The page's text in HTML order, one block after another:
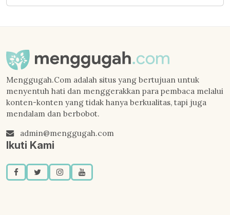
Menggugah.Com adalah situs yang bertujuan untuk
menyentuh hati dan menggerakkan para pembaca melalui
konten-konten yang tidak hanya berkualitas, tapi juga
mendalam dan berbobot.
admin@menggugah.com
Ikuti Kami